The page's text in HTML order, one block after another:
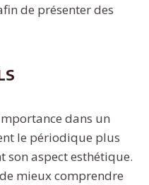
de présenter des
dans un
le périodique plus
son aspect esthétique.
mieux comprendre